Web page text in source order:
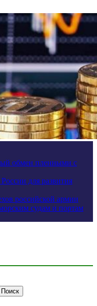
обмен пленными с
для развития
российской армии
судам и портам